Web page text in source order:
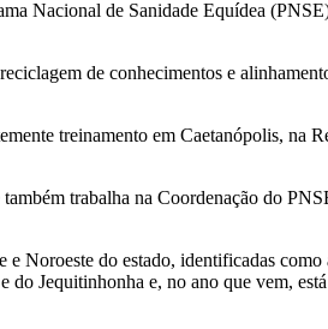
Nacional de Sanidade Equídea
de conhecimentos e
treinamento em Caetanópolis, na
trabalha na Coordenação do
Noroeste do estado, identificadas
Jequitinhonha e, no ano que vem,